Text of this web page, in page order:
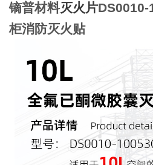
镝普材料灭火片DS0010-
柜消防灭火贴